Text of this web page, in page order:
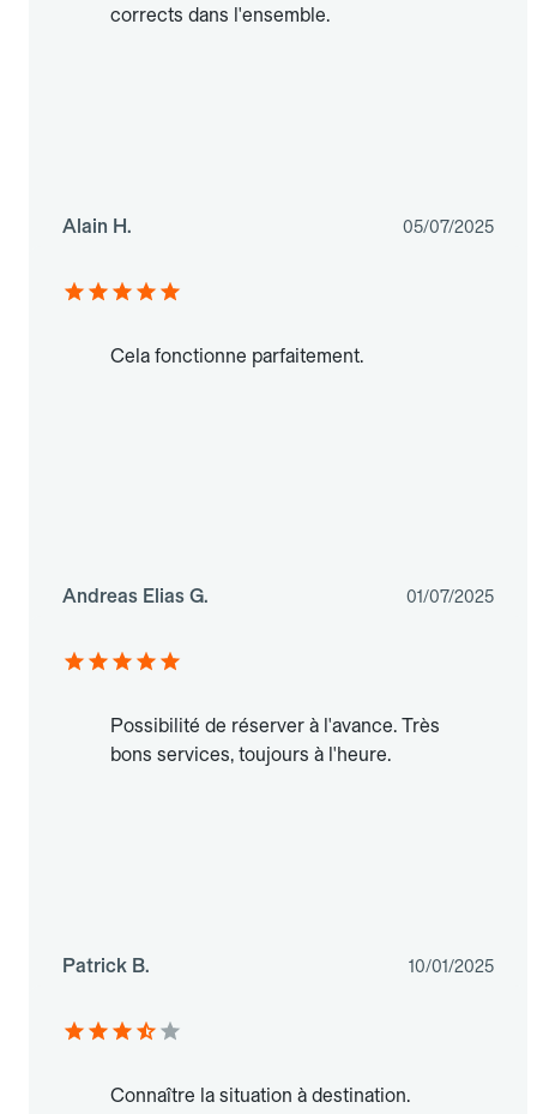
corrects dans l'ensemble.
Alain H. 05/07/2025
Cela fonctionne parfaitement.
Andreas Elias G. 01/07/2025
Possibilité de réserver à l'avance. Très
bons services, toujours à l'heure.
Patrick B. 10/01/2025
Connaître la situation à destination.